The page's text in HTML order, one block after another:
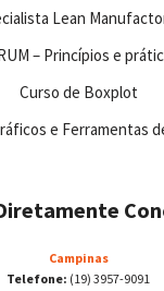
Lean
– Princípios e
Curso de Boxplot
e Ferramentas
Campinas
Telefone: (19) 3957-9091